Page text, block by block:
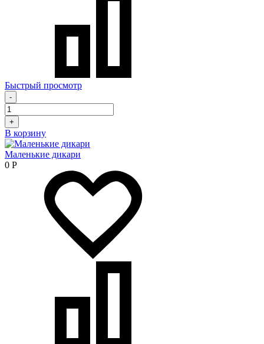
Быстрый просмотр
-
+
В корзину
Маленькие дикари
0 Р